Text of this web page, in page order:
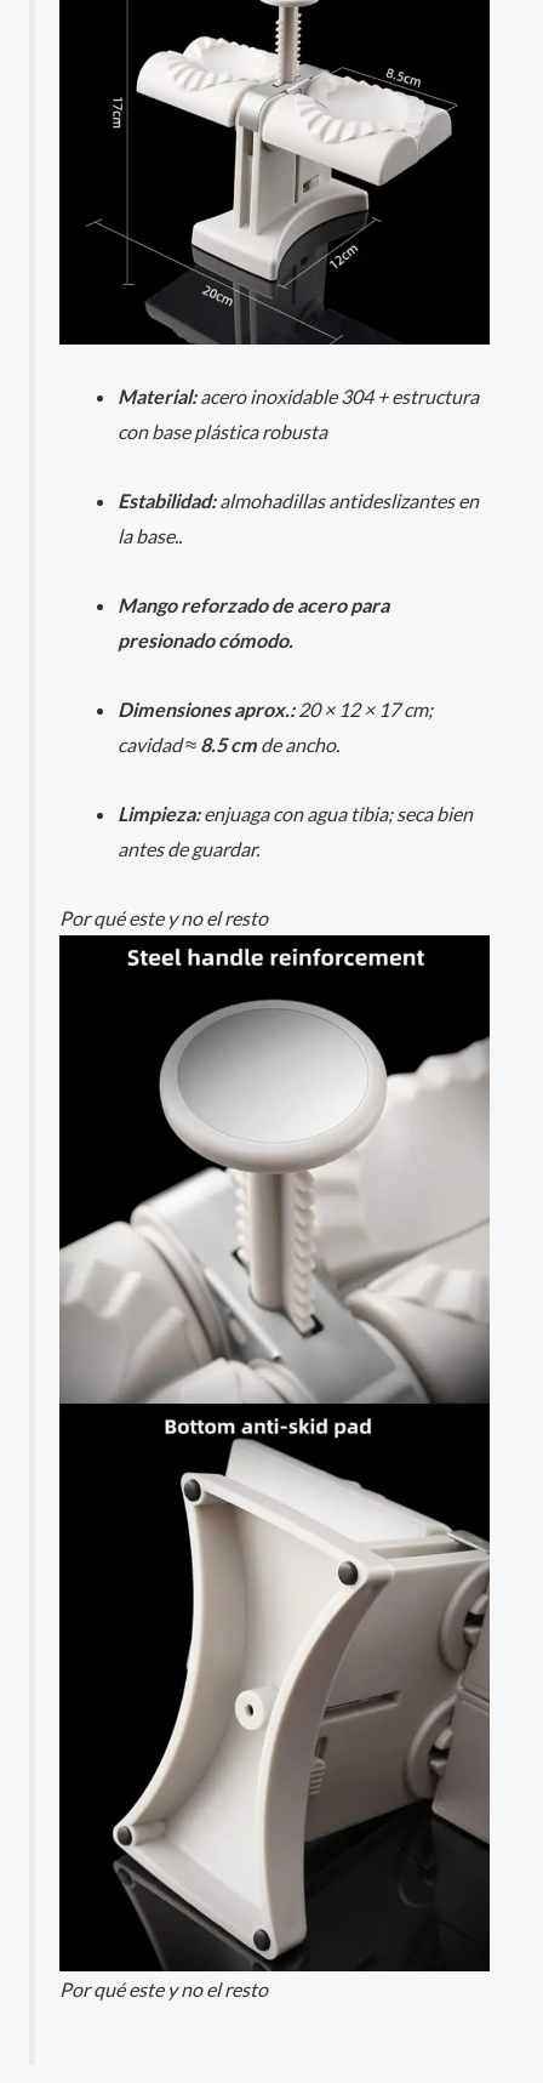
Material:acero inoxidable 304 + estructura
con base plástica robusta
Estabilidad:almohadillas antideslizantes en
la base..
Mango reforzado de acero para
presionado cómodo.
Dimensiones aprox.:20 × 12 × 17 cm;
cavidad ≈ 8.5 cm de ancho.
Limpieza:enjuaga con agua tibia; seca bien
antes de guardar.
Por qué este y no el resto
Por qué este y no el resto